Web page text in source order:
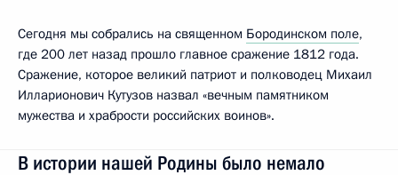
Сегодня мы собрались на священном Бородинском поле,
где 200 лет назад прошло главное сражение 1812 года.
Сражение, которое великий патриот и полководец Михаил
Илларионович Кутузов назвал «вечным памятником
мужества и храбрости российских воинов».
В истории нашей Родины было немало